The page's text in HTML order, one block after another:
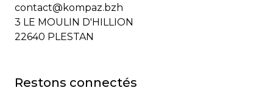
contact@kompaz.bzh
3 LE MOULIN D'HILLION
22640 PLESTAN
Restons connectés